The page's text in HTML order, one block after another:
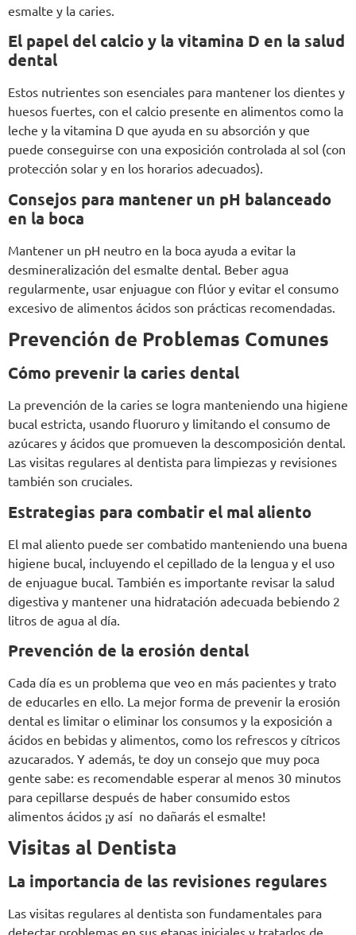
esmalte y la caries.
El papel del calcio y la vitamina D en la salud
dental
Estos nutrientes son esenciales para mantener los dientes y
huesos fuertes, con el calcio presente en alimentos como la
leche y la vitamina D que ayuda en su absorción y que
puede conseguirse con una exposición controlada al sol (con
protección solar y en los horarios adecuados).
Consejos para mantener un pH balanceado
en la boca
Mantener un pH neutro en la boca ayuda a evitar la
desmineralización del esmalte dental. Beber agua
regularmente, usar enjuague con flúor y evitar el consumo
excesivo de alimentos ácidos son prácticas recomendadas.
Prevención de Problemas Comunes
Cómo prevenir la caries dental
La prevención de la caries se logra manteniendo una higiene
bucal estricta, usando fluoruro y limitando el consumo de
azúcares y ácidos que promueven la descomposición dental.
Las visitas regulares al dentista para limpiezas y revisiones
también son cruciales.
Estrategias para combatir el mal aliento
El mal aliento puede ser combatido manteniendo una buena
higiene bucal, incluyendo el cepillado de la lengua y el uso
de enjuague bucal. También es importante revisar la salud
digestiva y mantener una hidratación adecuada bebiendo 2
litros de agua al día.
Prevención de la erosión dental
Cada día es un problema que veo en más pacientes y trato
de educarles en ello. La mejor forma de prevenir la erosión
dental es limitar o eliminar los consumos y la exposición a
ácidos en bebidas y alimentos, como los refrescos y cítricos
azucarados. Y además, te doy un consejo que muy poca
gente sabe: es recomendable esperar al menos 30 minutos
para cepillarse después de haber consumido estos
alimentos ácidos ¡y así no dañarás el esmalte!
Visitas al Dentista
La importancia de las revisiones regulares
Las visitas regulares al dentista son fundamentales para